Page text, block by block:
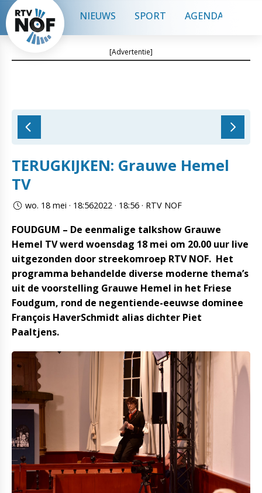
NIEUWS SPORT AGENDA
[Advertentie]
TERUGKIJKEN: Grauwe Hemel
TV
wo. 18 mei · 18:562022 · 18:56 · RTV NOF
FOUDGUM – De eenmalige talkshow Grauwe
Hemel TV werd woensdag 18 mei om 20.00 uur live
uitgezonden door streekomroep RTV NOF. Het
programma behandelde diverse moderne thema’s
uit de voorstelling Grauwe Hemel in het Friese
Foudgum, rond de negentiende-eeuwse dominee
François HaverSchmidt alias dichter Piet
Paaltjens.